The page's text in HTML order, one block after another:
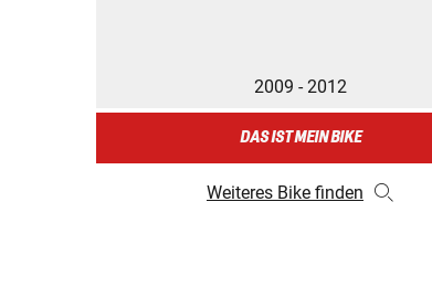
2009 - 2012
DAS IST MEIN BIKE
Weiteres Bike finden